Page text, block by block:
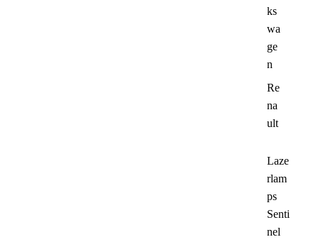
ks
wa
ge
n
Re
na
ult
Laze
rlam
ps
Senti
nel